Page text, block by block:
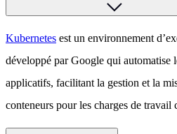
Kubernetes est un environnement
développé par Google qui automatise
applicatifs, facilitant la gestion et la
conteneurs pour les charges de